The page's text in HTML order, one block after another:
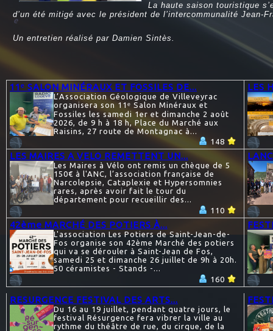
La haute saison touristique
d’un été mitigé avec le président de l’intercommunalité
e
Un entretien réalisé par Damien Sintès.
11ᵉ SALON MINÉRAUX ET FOSSILES DE...
L’Association Géologique de Villeveyrac
organisera son 11ᵉ Salon Minéraux et
Fossiles les samedi 1er et dimanche 2 août
2026, de 9 h à 18 h, Place du Marché aux
Raisins, 27 route de Montagnac à...
148
LES
LES MAIRES A VELO REMETTENT UN...
Les Maires à Vélo ont remis un chèque de 5
150€ à l'ANC, l’association française de
Narcolepsie, Cataplexie et Hypersomnies
rares, après avoir fait le tour du
département pour recueillir des...
110
42ème MARCHÉ DES POTIERS À...
L'association Les Potiers de Saint-Jean-de-
Fos organise son 42ème Marché des potiers
qui va se dérouler à Saint-Jean de Fos,
samedi 25 et dimanche 26 juillet de 9h à 20h.
50 céramistes - Stands -...
160
RESURGENCE FESTIVAL DES ARTS...
Du 16 au 19 juillet, pendant quatre jours, le
festival Résurgence fera vibrer la ville au
rythme du théâtre de rue, du cirque, de la